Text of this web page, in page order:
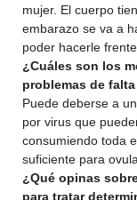
mujer. El cuerpo
embarazo se va a
poder hacerle
¿Cuáles son los
problemas de
Puede deberse a
por virus que
consumiendo toda
suficiente para
¿Qué opinas
para tratar